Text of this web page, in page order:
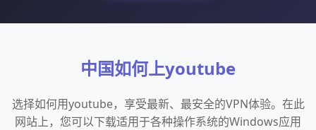
中国如何上youtube
选择如何用youtube，享受最新、最安全的VPN体验。在此
网站上，您可以下载适用于各种操作系统的Windows应用